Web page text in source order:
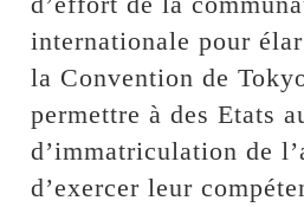
internationale pour
la Convention de
permettre à des Etats
d’immatriculation de
d’exercer leur